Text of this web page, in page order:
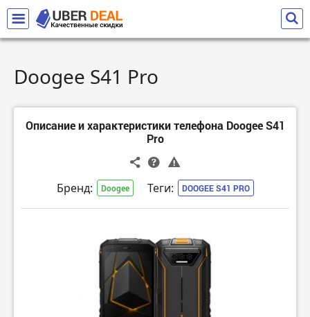
Doogee S41 Pro
Описание и характеристики телефона Doogee S41
Pro
Бренд: Doogee Теги: DOOGEE S41 PRO